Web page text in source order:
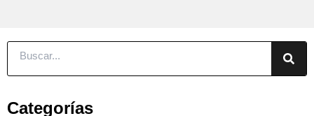
Buscar
Categorías